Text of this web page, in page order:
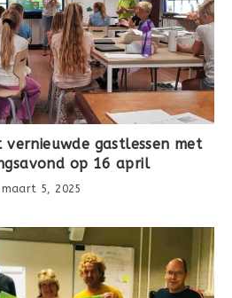
vernieuwde gastlessen met
op 16 april
maart 5, 2025